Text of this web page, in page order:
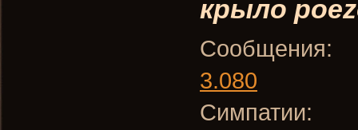
крыло
Сообщения:
3.080
Симпатии: